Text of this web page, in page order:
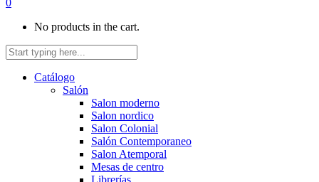
No products in the cart.
Catálogo
Salón
Salon moderno
Salon nordico
Salon Colonial
Salón Contemporaneo
Salon Atemporal
Mesas de centro
Librerías